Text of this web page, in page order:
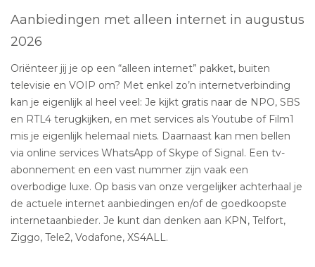
Aanbiedingen met alleen internet in augustus
2026
Oriënteer jij je op een “alleen internet” pakket, buiten
televisie en VOIP om? Met enkel zo’n internetverbinding
kan je eigenlijk al heel veel: Je kijkt gratis naar de NPO, SBS
en RTL4 terugkijken, en met services als Youtube of Film1
mis je eigenlijk helemaal niets. Daarnaast kan men bellen
via online services WhatsApp of Skype of Signal. Een tv-
abonnement en een vast nummer zijn vaak een
overbodige luxe. Op basis van onze vergelijker achterhaal je
de actuele internet aanbiedingen en/of de goedkoopste
internetaanbieder. Je kunt dan denken aan KPN, Telfort,
Ziggo, Tele2, Vodafone, XS4ALL.